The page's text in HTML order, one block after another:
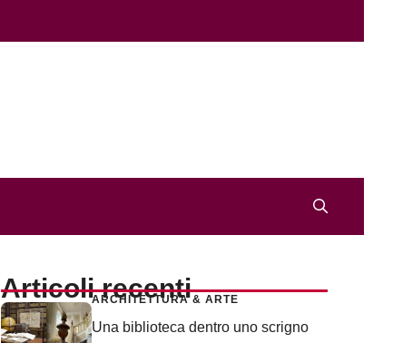
Articoli recenti
ARCHITETTURA & ARTE
Una biblioteca dentro uno scrigno